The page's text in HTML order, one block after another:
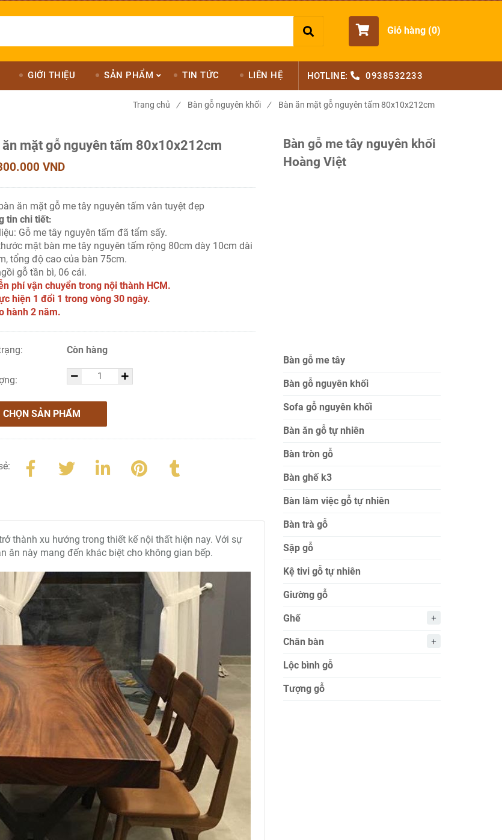
Giỏ hàng (0)
GIỚI THIỆU SẢN PHẨM TIN TỨC LIÊN HỆ HOTLINE: 0938532233
Trang chủ / Bàn gỗ nguyên khối / Bàn ăn mặt gỗ nguyên tấm 80x10x212cm
ăn mặt gỗ nguyên tấm 80x10x212cm
VND
ăn mặt gỗ me tây nguyên tấm vân tuyệt đẹp
tin chi tiết:
Gỗ me tây nguyên tấm đã tẩm sấy.
mặt bàn me tây nguyên tấm rộng 80cm dày 10cm dài
tổng độ cao của bàn 75cm.
gỗ tần bì, 06 cái.
phí vận chuyển trong nội thành HCM.
hiện 1 đổi 1 trong vòng 30 ngày.
hành 2 năm.
Còn hàng
CHỌN SẢN PHẨM
thành xu hướng trong thiết kế nội thất hiện nay. Với sự
ăn này mang đến khác biệt cho không gian bếp.
Bàn gỗ me tây nguyên khối
Hoàng Việt
Bàn gỗ me tây
Bàn gỗ nguyên khối
Sofa gỗ nguyên khối
Bàn ăn gỗ tự nhiên
Bàn tròn gỗ
Bàn ghế k3
Bàn làm việc gỗ tự nhiên
Bàn trà gỗ
Sập gỗ
Kệ tivi gỗ tự nhiên
Giường gỗ
Ghế
Chân bàn
Lộc bình gỗ
Tượng gỗ